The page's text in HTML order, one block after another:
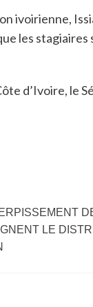
les
d’Ivoire, le
LE